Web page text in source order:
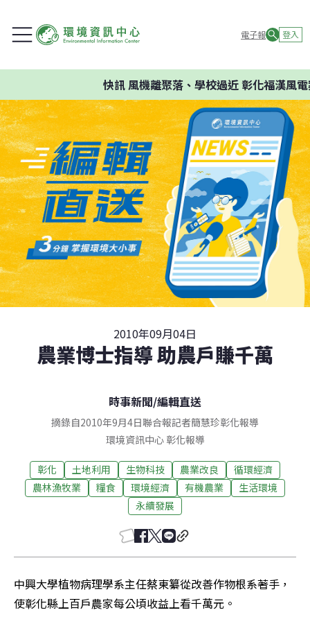
電子報 登入
快訊風機離聚落、學校過近 彰化福漢風電
2010年09月04日
農業博士指導 助農戶賺千萬
時事新聞/編輯直送
摘錄自2010年9月4日聯合報記者簡慧珍彰化報導
環境資訊中心 彰化報導
彰化 土地利用 生物科技 農業改良
循環經濟
農林漁牧業
糧食 環境經濟 有機農業
生活環境
永續發展
中興大學植物病理學系主任蔡東纂從改善作物根系著手，
使彰化縣上百戶農家每公頃收益上看千萬元。